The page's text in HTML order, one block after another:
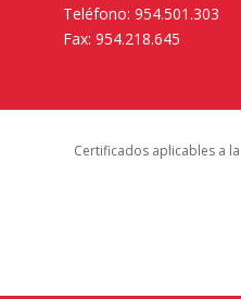
Teléfono: 954.501.303
Fax: 954.218.645
Certificados aplicables a